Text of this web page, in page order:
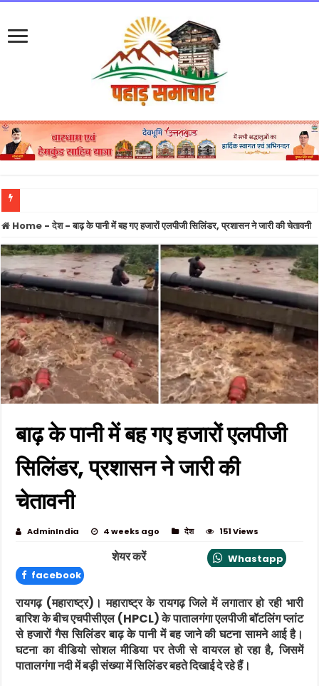
News Update : मूसलाधार बारिश से तबाही, केदारनाथ हाईवे पर गदेरे का सैलाब, कई वाहन मलबे
Home - देश- बाढ़ के पानी में बह गए हजारों एलपीजी सिलिंडर, प्रशासन ने जारी की चेतावनी
बाढ़ के पानी में बह गए हजारों एलपीजी
सिलिंडर, प्रशासन ने जारी की
चेतावनी
AdminIndia 4 weeks ago देश 151 Views
शेयर करें
Whastapp
facebook
रायगढ़ (महाराष्ट्र)। महाराष्ट्र के रायगढ़ जिले में लगातार हो रही भारी
बारिश के बीच एचपीसीएल (HPCL) के पातालगंगा एलपीजी बॉटलिंग प्लांट
से हजारों गैस सिलिंडर बाढ़ के पानी में बह जाने की घटना सामने आई है।
घटना का वीडियो सोशल मीडिया पर तेजी से वायरल हो रहा है, जिसमें
पातालगंगा नदी में बड़ी संख्या में सिलिंडर बहते दिखाई दे रहे हैं।